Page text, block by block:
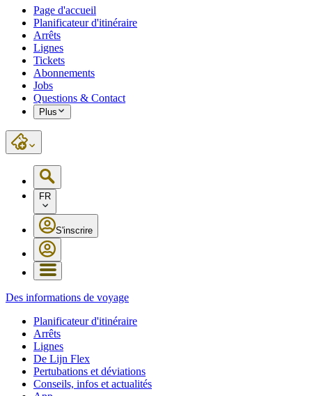
Page d'accueil
Planificateur d'itinéraire
Arrêts
Lignes
Tickets
Abonnements
Jobs
Questions & Contact
Plus
FR
S'inscrire
Des informations de voyage
Planificateur d'itinéraire
Arrêts
Lignes
De Lijn Flex
Pertubations et déviations
Conseils, infos et actualités